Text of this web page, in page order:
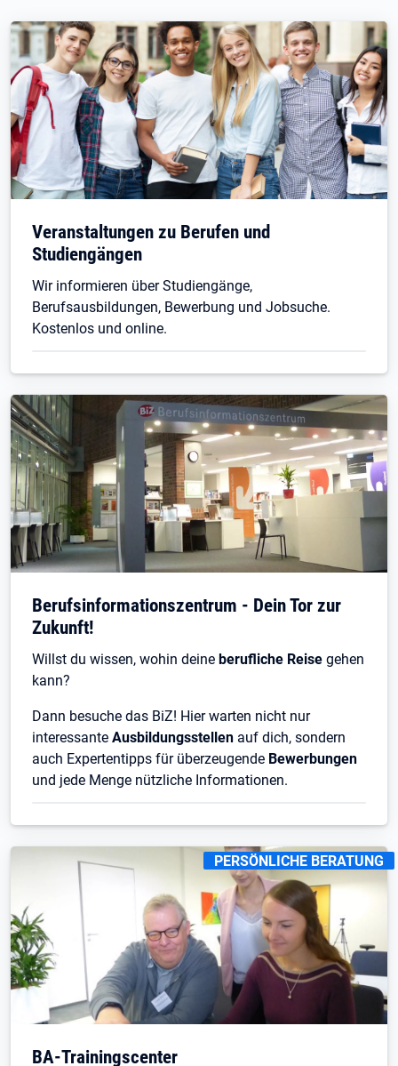
Veranstaltungen zu Berufen und
Studiengängen
Wir informieren über Studiengänge,
Berufsausbildungen, Bewerbung und Jobsuche.
Kostenlos und online.
Berufsinformationszentrum - Dein Tor zur
Zukunft!
Willst du wissen, wohin deine berufliche Reise gehen
kann?
Dann besuche das BiZ! Hier warten nicht nur
interessante Ausbildungsstellen auf dich, sondern
auch Expertentipps für überzeugende Bewerbungen
und jede Menge nützliche Informationen.
KENNZEICHNUNGEN:
PERSÖNLICHE BERATUNG
BA-Trainingscenter